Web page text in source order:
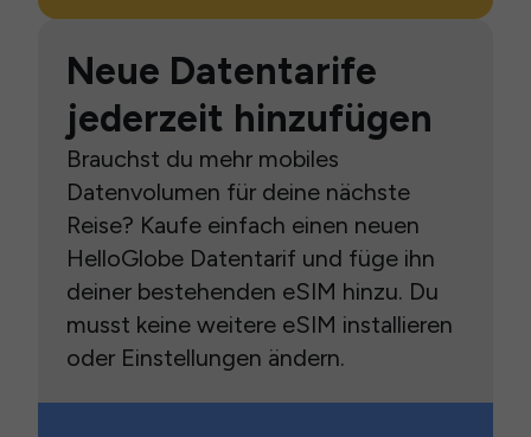
Neue Datentarife
jederzeit hinzufügen
Brauchst du mehr mobiles
Datenvolumen für deine nächste
Reise? Kaufe einfach einen neuen
HelloGlobe Datentarif und füge ihn
deiner bestehenden eSIM hinzu. Du
musst keine weitere eSIM installieren
oder Einstellungen ändern.